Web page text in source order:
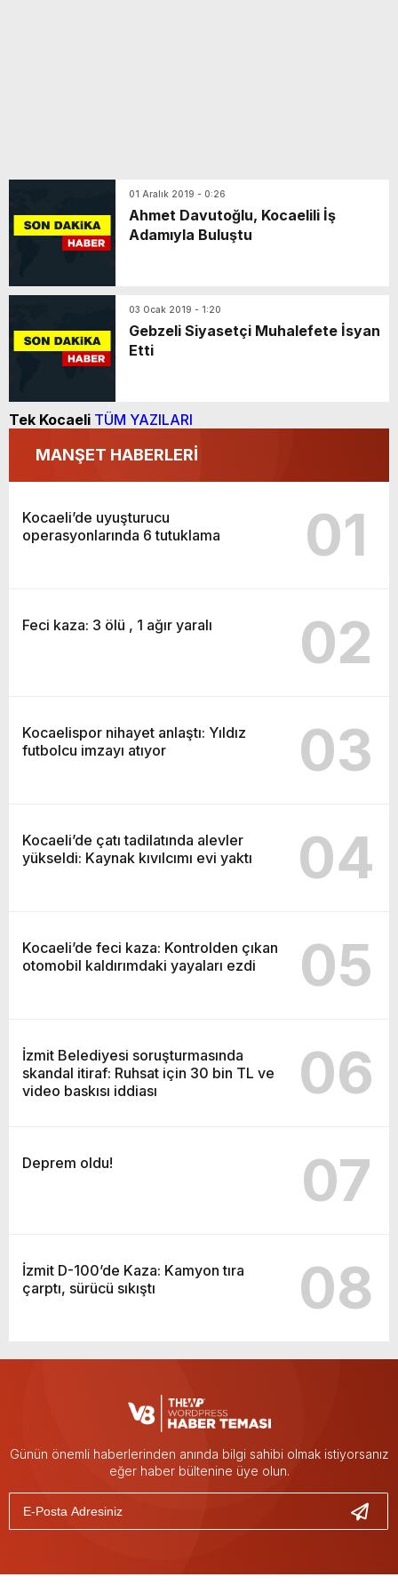
01 Aralık 2019 - 0:26
Ahmet Davutoğlu, Kocaelili İş
Adamıyla Buluştu
03 Ocak 2019 - 1:20
Gebzeli Siyasetçi Muhalefete İsyan
Etti
Tek Kocaeli TÜM YAZILARI
MANŞET HABERLERİ
Kocaeli’de uyuşturucu
operasyonlarında 6 tutuklama
01
Feci kaza: 3 ölü , 1 ağır yaralı 02
Kocaelispor nihayet anlaştı: Yıldız
futbolcu imzayı atıyor
03
Kocaeli’de çatı tadilatında alevler
yükseldi: Kaynak kıvılcımı evi yaktı
04
Kocaeli’de feci kaza: Kontrolden çıkan
otomobil kaldırımdaki yayaları ezdi
05
İzmit Belediyesi soruşturmasında
skandal itiraf: Ruhsat için 30 bin TL ve
video baskısı iddiası
06
Deprem oldu! 07
İzmit D-100’de Kaza: Kamyon tıra
çarptı, sürücü sıkıştı
08
Günün önemli haberlerinden anında bilgi sahibi olmak istiyorsanız
eğer haber bültenine üye olun.